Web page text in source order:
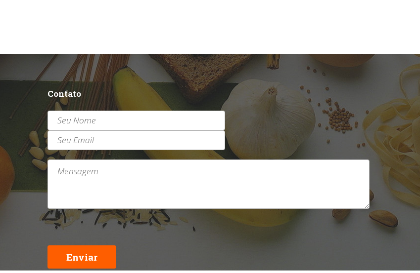
Self-service
Sobremesas e sorvetes
Contato
Enviar